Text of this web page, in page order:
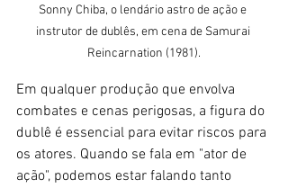
Sonny Chiba, o lendário astro de ação e
instrutor de dublês, em cena de Samurai
Reincarnation (1981).
Em qualquer produção que envolva
combates e cenas perigosas, a figura do
dublê é essencial para evitar riscos para
os atores. Quando se fala em "ator de
ação", podemos estar falando tanto